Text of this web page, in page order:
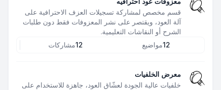
قسم مخصص لمشاركة تسجيلات العزف الاحترافية على
آلة العود، ويقتصر على نشر المعزوفات فقط دون طلبات
الشرح أو النقاشات التعليمية.
12مواضيع 12مشاركات
معرض الخلفيات
خلفيات عالية الجودة لعشّاق العود، جاهزة للاستخدام على